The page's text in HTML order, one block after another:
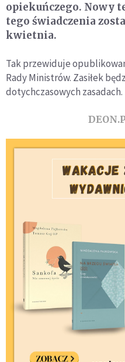
opiekuńczego. Nowy
tego świadczenia
kwietnia.
Tak przewiduje
Rady Ministrów. Zasiłek
dotychczasowych zasadach.